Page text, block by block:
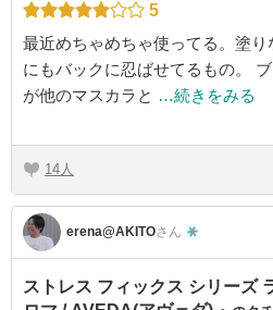
5
最近めちゃめちゃ使ってる。塗り
にもバックに忍ばせてるもの。
が他のマスカラと …続きをみる
14
erena@AKITOさん
ストレス フィックス シリーズ